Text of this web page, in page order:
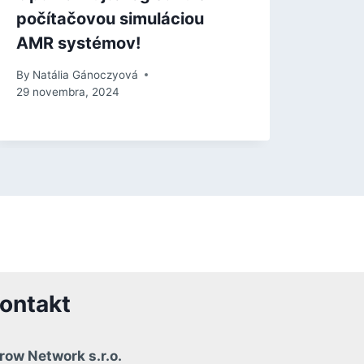
počítačovou simuláciou
AMR systémov!
By Natália Gánoczyová
29 novembra, 2024
Network s.r.o.